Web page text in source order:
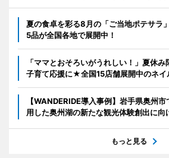
夏の食卓を彩る8月の「ご当地ポテサ
5品が全国各地で展開中！
「ママとおそろいがうれしい！」夏休
子育て応援に★全国15店舗展開中のネイ
【WANDERIDE導入事例】岩手県奥州
用した奥州湖の新たな観光体験創出に向
もっと見る